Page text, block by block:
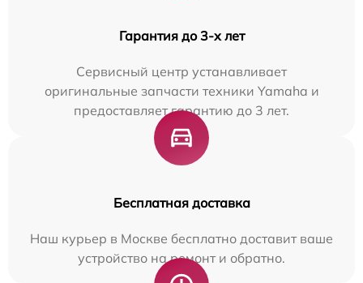
Гарантия до 3-х лет
Сервисный центр устанавливает
оригинальные запчасти техники Yamaha и
предоставляет гарантию до 3 лет.
Бесплатная доставка
Наш курьер в Москве бесплатно доставит ваше
устройство на ремонт и обратно.